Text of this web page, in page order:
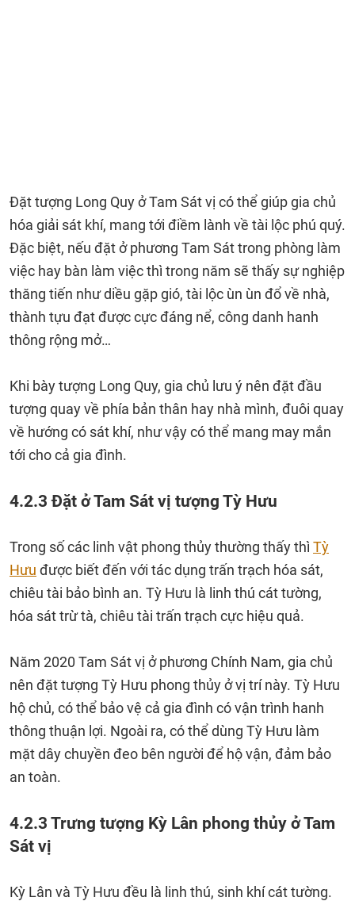
Đặt tượng Long Quy ở Tam Sát vị có thể giúp gia chủ
hóa giải sát khí, mang tới điềm lành về tài lộc phú quý.
Đặc biệt, nếu đặt ở phương Tam Sát trong phòng làm
việc hay bàn làm việc thì trong năm sẽ thấy sự nghiệp
thăng tiến như diều gặp gió, tài lộc ùn ùn đổ về nhà,
thành tựu đạt được cực đáng nể, công danh hanh
thông rộng mở…
Khi bày tượng Long Quy, gia chủ lưu ý nên đặt đầu
tượng quay về phía bản thân hay nhà mình, đuôi quay
về hướng có sát khí, như vậy có thể mang may mắn
tới cho cả gia đình.
4.2.3 Đặt ở Tam Sát vị tượng Tỳ Hưu
Trong số các linh vật phong thủy thường thấy thì Tỳ
Hưu được biết đến với tác dụng trấn trạch hóa sát,
chiêu tài bảo bình an. Tỳ Hưu là linh thú cát tường,
hóa sát trừ tà, chiêu tài trấn trạch cực hiệu quả.
Năm 2020 Tam Sát vị ở phương Chính Nam, gia chủ
nên đặt tượng Tỳ Hưu phong thủy ở vị trí này. Tỳ Hưu
hộ chủ, có thể bảo vệ cả gia đình có vận trình hanh
thông thuận lợi. Ngoài ra, có thể dùng Tỳ Hưu làm
mặt dây chuyền đeo bên người để hộ vận, đảm bảo
an toàn.
4.2.3 Trưng tượng Kỳ Lân phong thủy ở Tam
Sát vị
Kỳ Lân và Tỳ Hưu đều là linh thú, sinh khí cát tường.